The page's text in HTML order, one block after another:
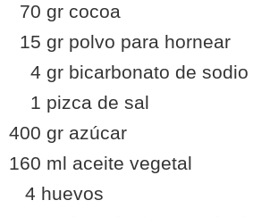
70 gr cocoa
15 gr polvo para hornear
4 gr bicarbonato de sodio
1 pizca de sal
400 gr azúcar
160 ml aceite vegetal
4 huevos